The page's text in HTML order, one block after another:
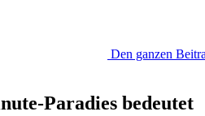
Den ganzen
Paradies bedeutet